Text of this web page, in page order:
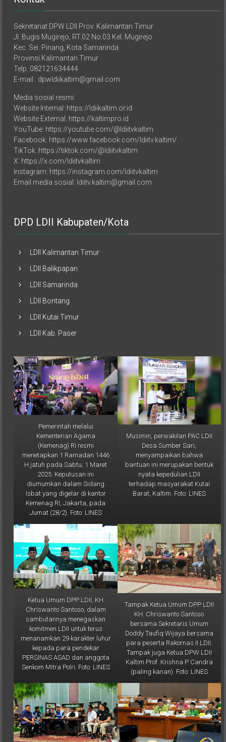
Jl. Bugis Mugirejo, RT.02 No.03 Kel. Mugirejo
Kec. Sei. Pinang, Kota Samarinda
Provinsi Kalimantan Timur
Telp. 082121634444
E-mail : dpwldiikaltim@gmail.com
Website Internal: https://ldiikaltim.or.id
Website External: https://kaltimpro.id
YouTube: https://youtube.com/@ldiitvkaltim
Facebook: https://www.facebook.com/ldiitv.kaltim/
TikTok: https://tiktok.com/@ldiitvkaltim
X: https://x.com/ldiitvkaltim
Instagram: https://instagram.com/ldiitvkaltim
Email media sosial: ldiitv.kaltim@gmail.com
LDII Samarinda
LDII Kutai Timur
Pemerintah melalui
Kementerian Agama
(Kemenag) RI resmi
menetapkan 1 Ramadan 1446
H jatuh pada Sabtu, 1 Maret
2025. Keputusan ini
diumumkan dalam Sidang
Isbat yang digelar di kantor
Kemenag RI, Jakarta, pada
Jumat (28/2). Foto: LINES
Musimin, perwakilan PAC LDII
Desa Sumber Sari,
menyampaikan bahwa
bantuan ini merupakan bentuk
nyata kepedulian LDII
terhadap masyarakat Kutai
Barat, Kaltim. Foto: LINES
Ketua Umum DPP LDII, KH
Chriswanto Santoso, dalam
sambutannya menegaskan
komitmen LDII untuk terus
menanamkan 29 karakter luhur
kepada para pendekar
PERSINAS ASAD dan anggota
Senkom Mitra Polri. Foto: LINES
Tampak Ketua Umum DPP LDII
KH. Chriswanto Santoso
bersama Sekretaris Umum
Doddy Taufiq Wijaya bersama
para peserta Rakornas II LDII.
Tampak juga Ketua DPW LDII
Kaltim Prof. Krishna P Candra
(paling kanan). Foto: LINES